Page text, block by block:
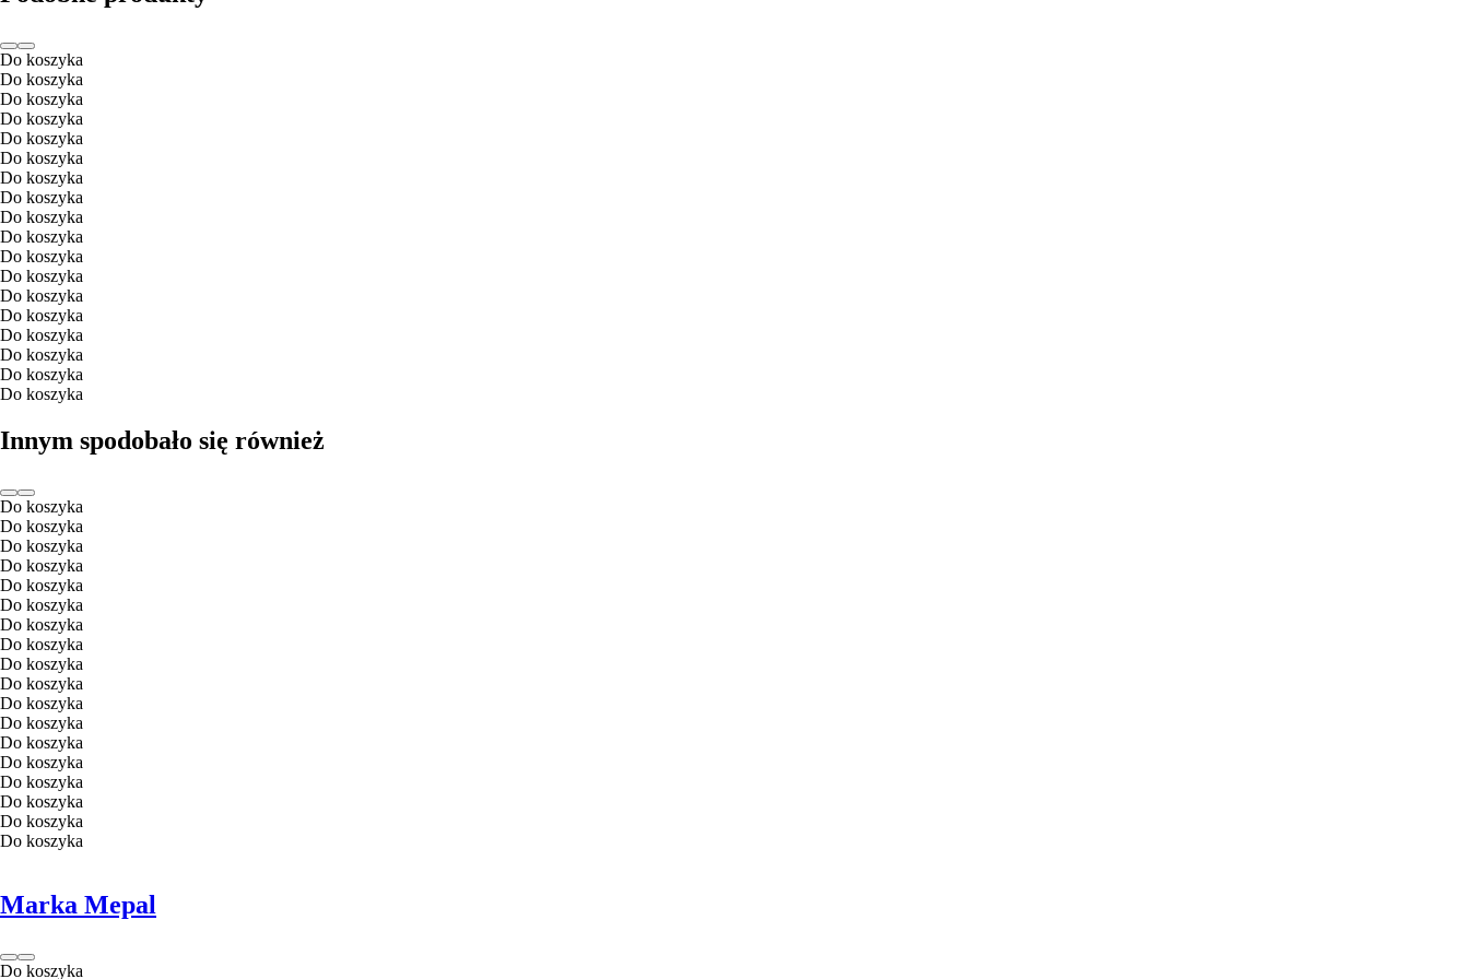
Do koszyka
Do koszyka
Do koszyka
Do koszyka
Do koszyka
Do koszyka
Do koszyka
Do koszyka
Do koszyka
Do koszyka
Do koszyka
Do koszyka
Do koszyka
Do koszyka
Do koszyka
Do koszyka
Do koszyka
Do koszyka
Innym spodobało się również
Do koszyka
Do koszyka
Do koszyka
Do koszyka
Do koszyka
Do koszyka
Do koszyka
Do koszyka
Do koszyka
Do koszyka
Do koszyka
Do koszyka
Do koszyka
Do koszyka
Do koszyka
Do koszyka
Do koszyka
Do koszyka
Marka Mepal
Do koszyka